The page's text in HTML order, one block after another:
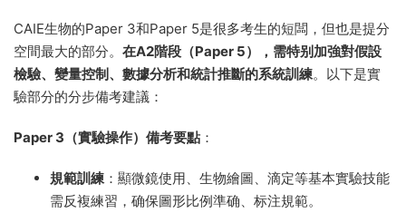
CAIE生物的Paper 3和Paper 5是很多考生的短闆，但也是提分
空間最大的部分。 在A2階段（Paper 5），需特别加強對假設
檢驗、變量控制、數據分析和統計推斷的系統訓練。以下是實
驗部分的分步備考建議：
Paper 3（實驗操作）備考要點 ：
規範訓練：顯微鏡使用、生物繪圖、滴定等基本實驗技能
需反複練習，确保圖形比例準确、标注規範。